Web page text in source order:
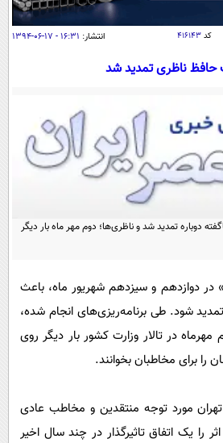
اقتصاد
اقتصادی
جامعه
حوادث
یک برش دانایی
بین الملل
علم و دانش
علمی
گوناگون
باشگاه مغز
مجله تصویری سلاح
اقتصاد
ورزش
سیاست
سرگرمی
گوناگون
عصر ایران 2
خواندنی ها و دیدنی ها
داستان کوتاه
پیامک
آشپزی
آموزش زبان
کد ۴۱۶۱۴۳ انتشار: ۱۶:۳۱ - ۱۷-۰۶-۱۳۹۴
ناظری تمدید شد
دوباره تمدید شد و ناظری‌ها؛ دوم مهر ماه بار دیگر
در دوازدهم و سیزدهم شهریور ماه، باعث
شود. طی برنامه‌ریزی‌های انجام شده،
در تالار وزارت کشور بار دیگر روی
را برای مخاطبان بخوانند.
تهران مورد توجه منتقدین و مخاطب عادی
را یک اتفاق تاثیرگذار در چند سال اخیر